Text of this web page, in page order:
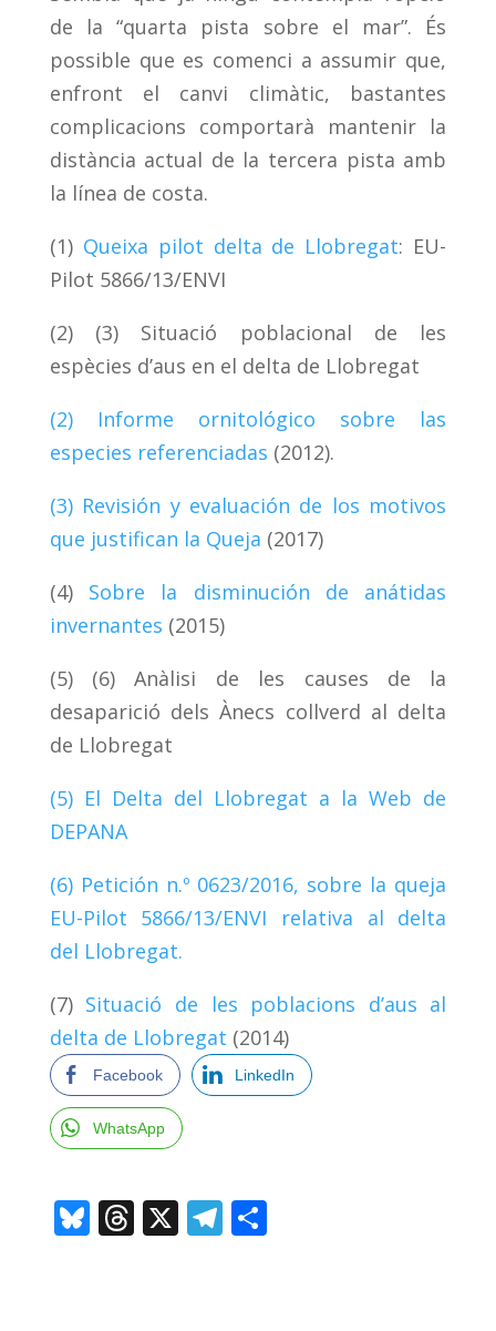
de la “quarta pista sobre el mar”. És
possible que es comenci a assumir que,
enfront el canvi climàtic, bastantes
complicacions comportarà mantenir la
distància actual de la tercera pista amb
la línea de costa.
(1) Queixa pilot delta de Llobregat: EU-
Pilot 5866/13/ENVI
(2) (3) Situació poblacional de les
espècies d’aus en el delta de Llobregat
(2) Informe ornitológico sobre las
especies referenciadas (2012).
(3) Revisión y evaluación de los motivos
que justifican la Queja (2017)
(4) Sobre la disminución de anátidas
invernantes (2015)
(5) (6) Anàlisi de les causes de la
desaparició dels Ànecs collverd al delta
de Llobregat
(5) El Delta del Llobregat a la Web de
DEPANA
(6) Petición n.º 0623/2016, sobre la queja
EU-Pilot 5866/13/ENVI relativa al delta
del Llobregat.
(7) Situació de les poblacions d’aus al
delta de Llobregat (2014)
Facebook LinkedIn
WhatsApp
Bl T X T C